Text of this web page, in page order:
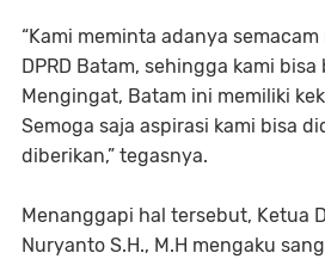
“Kami meminta adanya
DPRD Batam, sehingga kami
Mengingat, Batam ini memiliki
Semoga saja aspirasi kami bisa
diberikan,” tegasnya.
Menanggapi hal tersebut, Ketua
Nuryanto S.H., M.H mengaku